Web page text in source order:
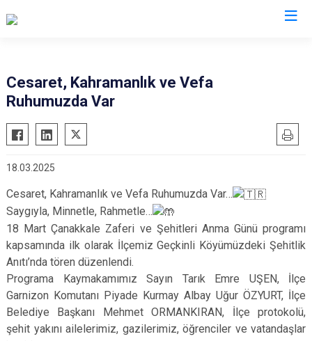
Enez
Havsa
Keşan
Lalapaşa
Meriç
Süloğlu
Uzunköprü
Cesaret, Kahramanlık ve Vefa
Ruhumuzda Var
18.03.2025
Cesaret, Kahramanlık ve Vefa Ruhumuzda Var…
Saygıyla, Minnetle, Rahmetle…
18 Mart Çanakkale Zaferi ve Şehitleri Anma Günü programı
kapsamında ilk olarak İlçemiz Geçkinli Köyümüzdeki Şehitlik
Anıtı’nda tören düzenlendi.
Programa Kaymakamımız Sayın Tarık Emre UŞEN, İlçe
Garnizon Komutanı Piyade Kurmay Albay Uğur ÖZYURT, İlçe
Belediye Başkanı Mehmet ORMANKIRAN, İlçe protokolü,
şehit yakını ailelerimiz, gazilerimiz, öğrenciler ve vatandaşlar